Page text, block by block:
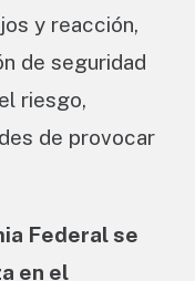
y reacción,
de seguridad
riesgo,
de provocar
Federal se
en el